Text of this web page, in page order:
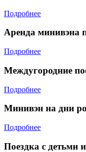
Подробнее
Аренда минивэна
Подробнее
Междугородние
Подробнее
Минивэн на дни
Подробнее
Поездка с детьми